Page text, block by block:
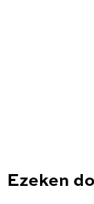
Ezeken